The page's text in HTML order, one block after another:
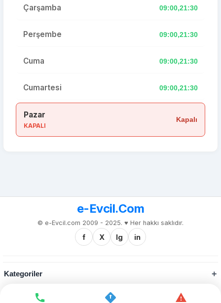
Çarşamba 09:00,21:30
Perşembe 09:00,21:30
Cuma 09:00,21:30
Cumartesi 09:00,21:30
Pazar
KAPALI
Kapalı
e-Evcil.Com
© e-Evcil.com 2009 - 2025. ♥️ Her hakkı saklıdır.
f X Ig in
Kategoriler